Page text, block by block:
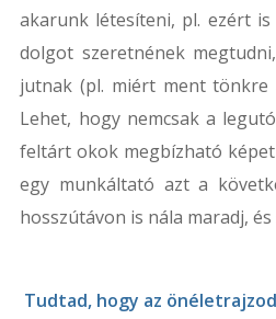
akarunk létesíteni, pl. ezért
dolgot szeretnének
jutnak (pl. miért ment tönkre
Lehet, hogy nemcsak a
feltárt okok megbízható
egy munkáltató azt a
hosszútávon is nála maradj,
Tudtad, hogy az